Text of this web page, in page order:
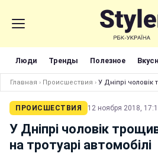
Люди Тренды Полезное
Главная › Происшествия › У Дніпрі чоловік
ПРОИСШЕСТВИЯ 12 ноября 2018,
У Дніпрі чоловік
на тротуарі автомобілі